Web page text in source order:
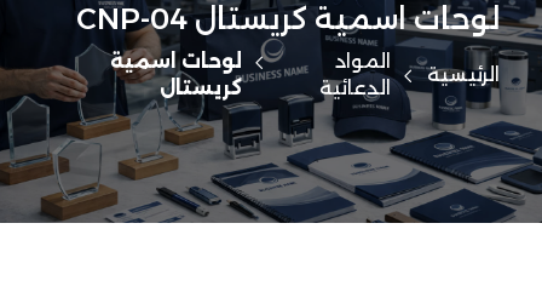
لوحات اسمية كريستال CNP-04
الرئيسية
المواد
الدعائية
لوحات اسمية
كريستال